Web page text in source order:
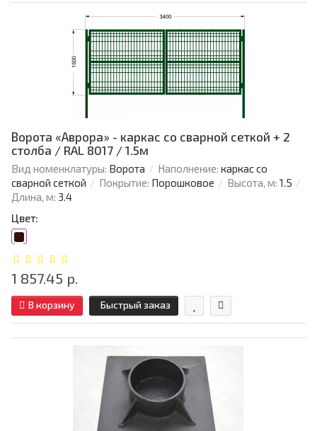
Ворота «Аврора» - каркас со сварной сеткой + 2
столба / RAL 8017 / 1.5м
Вид номенклатуры: Ворота Наполнение: каркас со
сварной сеткой
Покрытие: Порошковое Высота, м: 1.5
Длина, м: 3.4
Цвет:
1 857.45 р.
В корзину Быстрый заказ